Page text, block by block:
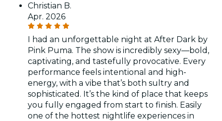
Christian B.
Apr. 2026
I had an unforgettable night at After Dark by
Pink Puma. The show is incredibly sexy—bold,
captivating, and tastefully provocative. Every
performance feels intentional and high-
energy, with a vibe that’s both sultry and
sophisticated. It’s the kind of place that keeps
you fully engaged from start to finish. Easily
one of the hottest nightlife experiences in